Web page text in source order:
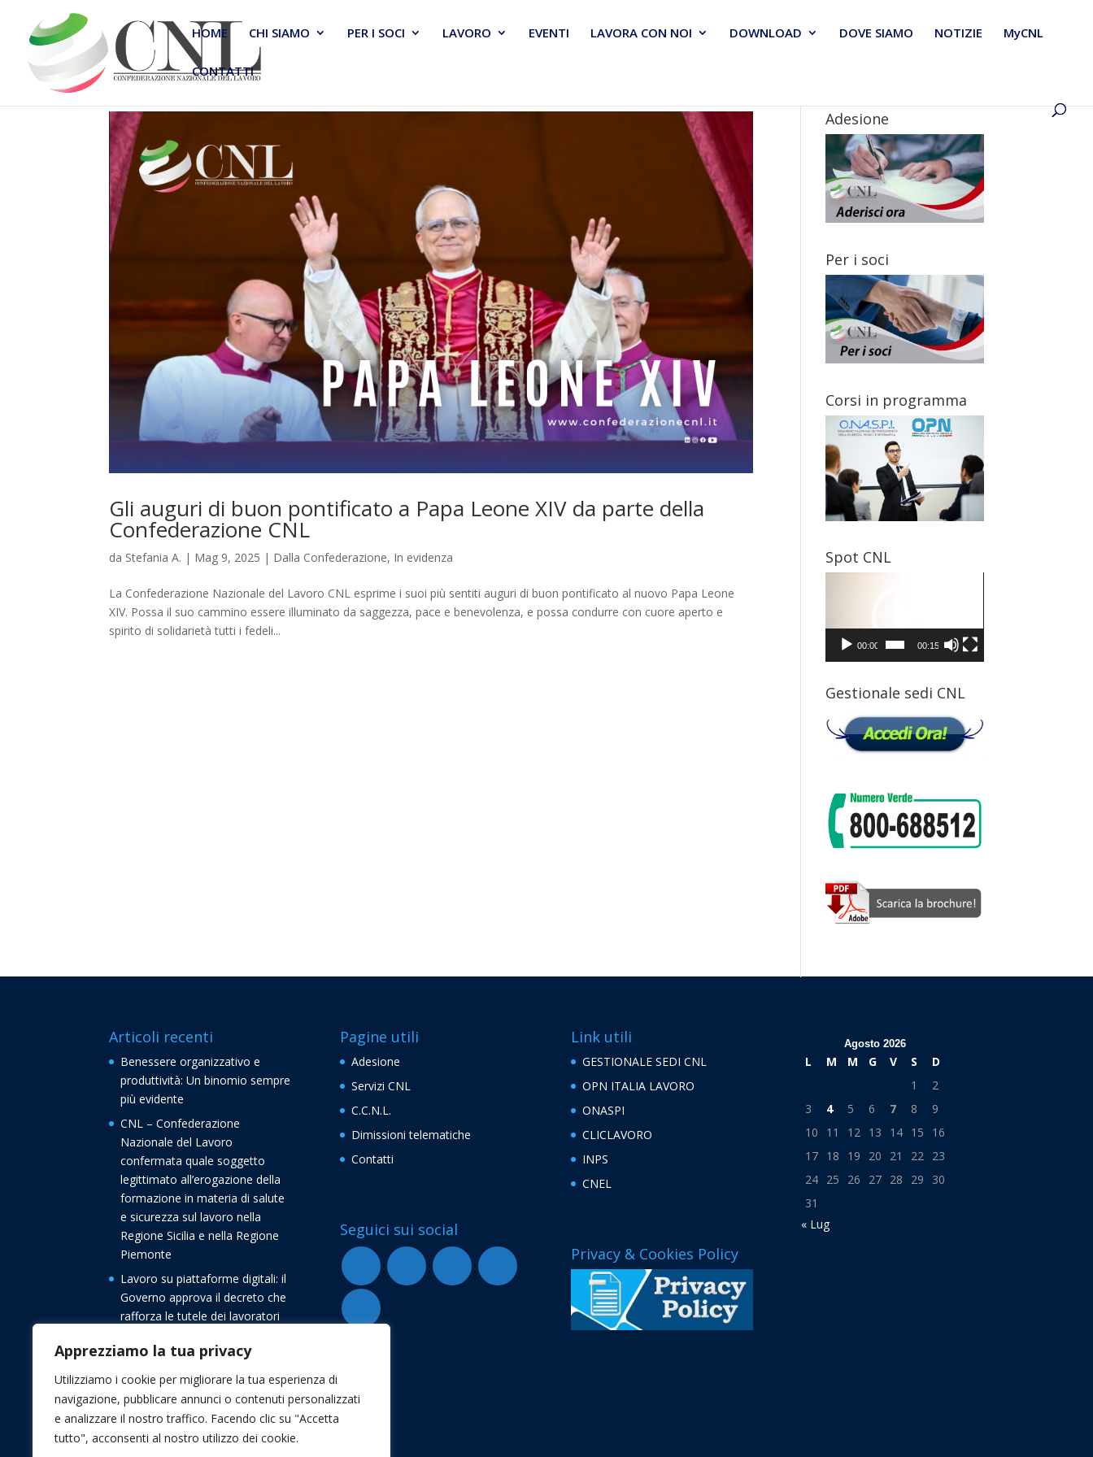
Apprezziamo la tua privacy
Utilizziamo i cookie per migliorare la tua esperienza di
navigazione, pubblicare annunci o contenuti personalizzati
e analizzare il nostro traffico. Facendo clic su "Accetta
tutto", acconsenti al nostro utilizzo dei cookie.
HOME CHI SIAMO PER I SOCI LAVORO EVENTI LAVORA CON NOI DOWNLOAD DOVE SIAMO NOTIZIE MyCNL
CONTATTI
Gli auguri di buon pontificato a Papa Leone XIV da parte della
Confederazione CNL
da Stefania A. | Mag 9, 2025 | Dalla Confederazione, In evidenza
La Confederazione Nazionale del Lavoro CNL esprime i suoi più sentiti auguri di buon pontificato al nuovo Papa Leone
XIV. Possa il suo cammino essere illuminato da saggezza, pace e benevolenza, e possa condurre con cuore aperto e
spirito di solidarietà tutti i fedeli...
Adesione
Per i soci
Corsi in programma
Spot CNL
00:00 00:15
Gestionale sedi CNL
Articoli recenti
Benessere organizzativo e
produttività: Un binomio sempre
più evidente
CNL – Confederazione
Nazionale del Lavoro
confermata quale soggetto
legittimato all’erogazione della
formazione in materia di salute
e sicurezza sul lavoro nella
Regione Sicilia e nella Regione
Piemonte
Lavoro su piattaforme digitali: il
Governo approva il decreto che
rafforza le tutele dei lavoratori
Confederazione Nazionale del
Lavoro CNL
Transizione 5.0, avvio delle
comunicazioni di conferma degli
investimenti
Pagine utili
Adesione
Servizi CNL
C.C.N.L.
Dimissioni telematiche
Contatti
Seguici sui social
Link utili
GESTIONALE SEDI CNL
OPN ITALIA LAVORO
ONASPI
CLICLAVORO
INPS
CNEL
Privacy & Cookies Policy
Agosto 2026
L M M G V S
D
1
2
3
4 5 6 7 8
9
10
11 12 13 14 15
16
17 18 19 20 21 22
23
24 25 26 27 28 29
30
31
« Lug